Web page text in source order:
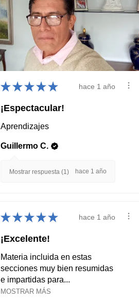
★ ★ ★ ★ ★ hace 1 año
¡Espectacular!
Aprendizajes
Guillermo C.
Mostrar respuesta (1) hace 1 año
★ ★ ★ ★ ★ hace 1 año
¡Excelente!
Materia incluida en estas
secciones muy bien resumidas
e impartidas para...
MOSTRAR MÁS